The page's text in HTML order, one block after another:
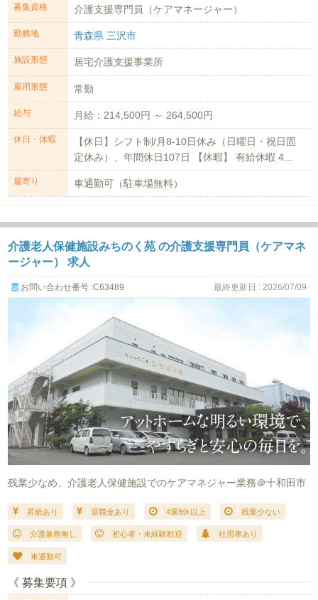
募集資格 介護支援専門員（ケアマネージャー）
勤務地 青森県 三沢市
施設形態 居宅介護支援事業所
雇用形態 常勤
給与 月給：214,500円 ～ 264,500円
休日・休暇
【休日】シフト制/月8-10日休み（日曜日・祝日固
定休み）、年間休日107日 【休暇】 有給休暇 4...
最寄り 車通勤可（駐車場無料）
介護老人保健施設みちのく苑 の介護支援専門員（ケアマネ
ージャー） 求人
お問い合わせ番号 :C63489 最終更新日 : 2026/07/09
残業少なめ、介護老人保健施設でのケアマネジャー業務＠十和田市
昇給あり 退職金あり 4週8休以上 残業少ない
介護兼務無し 初心者・未経験歓迎 社用車あり
車通勤可
《 募集要項 》